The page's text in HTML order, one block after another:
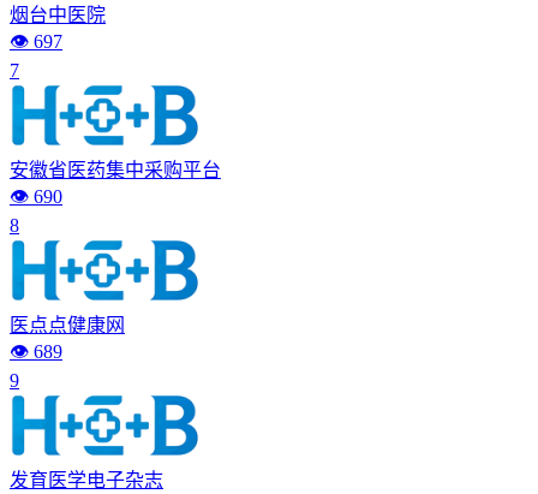
烟台中医院
👁️ 697
7
安徽省医药集中采购平台
👁️ 690
8
医点点健康网
👁️ 689
9
发育医学电子杂志